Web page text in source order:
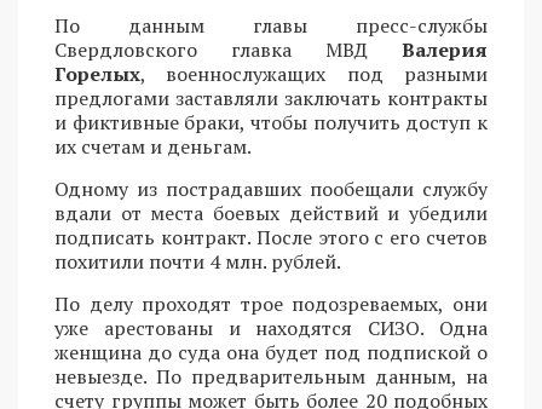
По данным главы пресс-службы
Свердловского главка МВД Валерия
Горелых, военнослужащих под разными
предлогами заставляли заключать контракты
и фиктивные браки, чтобы получить доступ к
их счетам и деньгам.
Одному из пострадавших пообещали службу
вдали от места боевых действий и убедили
подписать контракт. После этого с его счетов
похитили почти 4 млн. рублей.
По делу проходят трое подозреваемых, они
уже арестованы и находятся СИЗО. Одна
женщина до суда она будет под подпиской о
невыезде. По предварительным данным, на
счету группы может быть более 20 подобных